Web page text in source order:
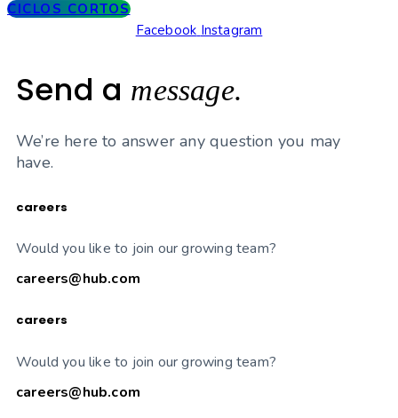
CICLOS CORTOS
Facebook Instagram
Send a message.
We’re here to answer any question you may
have.
careers
Would you like to join our growing team?
careers@hub.com
careers
Would you like to join our growing team?
careers@hub.com